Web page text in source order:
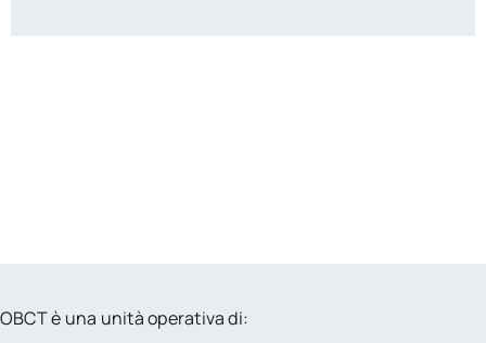
OBCT è una unità operativa di: